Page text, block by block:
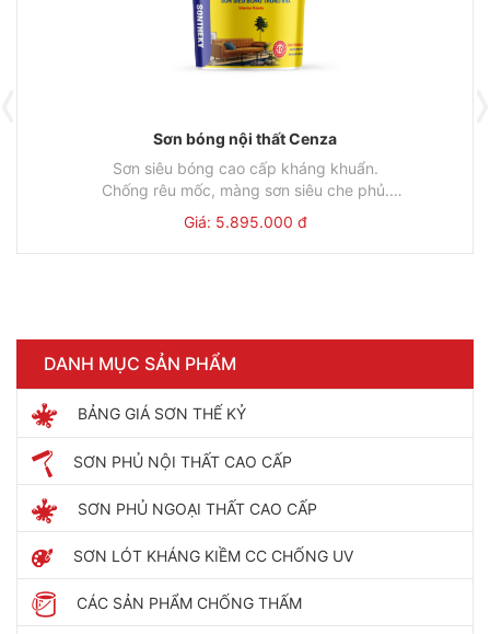
DANH MỤC SẢN PHẨM
BẢNG GIÁ SƠN THẾ KỶ
SƠN PHỦ NỘI THẤT CAO CẤP
SƠN PHỦ NGOẠI THẤT CAO CẤP
SƠN LÓT KHÁNG KIỀM CC CHỐNG UV
CÁC SẢN PHẨM CHỐNG THẤM
Sơn bóng nội thất Cenza
Sơn siêu bóng cao cấp kháng khuẩn.
Chống rêu mốc, màng sơn siêu che phủ.
Lau chùi hiệu quả tối đa.Màu sơn rực rỡ .Bền màu hơn 10
năm.
Mã sản phẩm: CENZA
Giá: 5.895.000 đ